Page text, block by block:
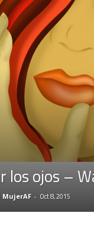
los ojos –
MujerAF - Oct 8, 2015